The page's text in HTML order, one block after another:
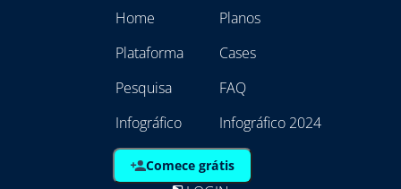
Home
Plataforma
Pesquisa
Infográfico
Planos
Cases
FAQ
Infográfico 2024
Comece grátis